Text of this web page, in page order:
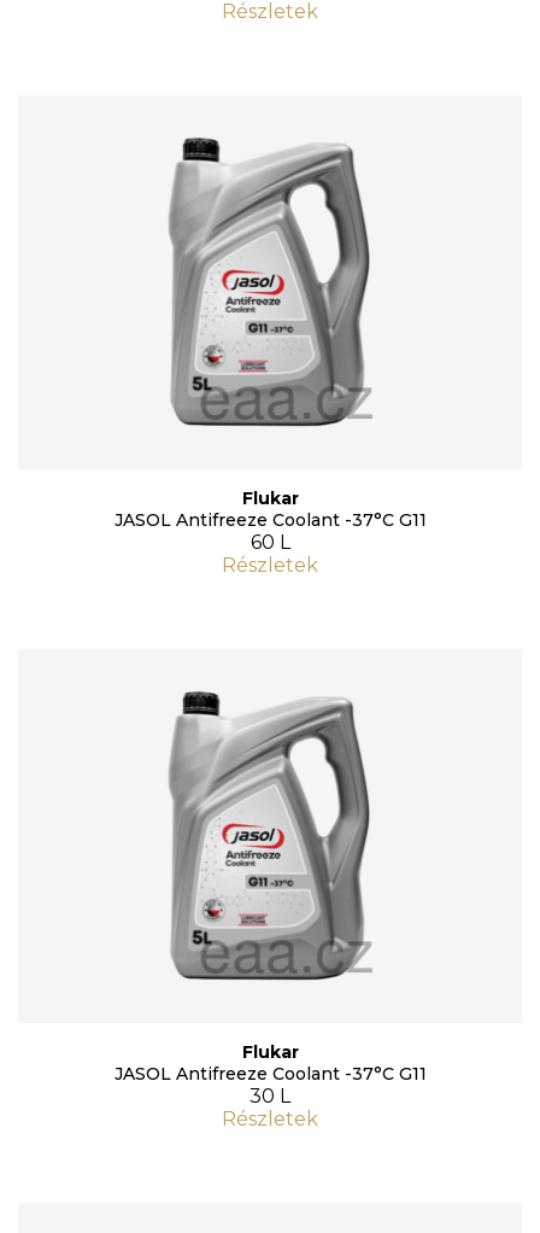
Részletek
Flukar
JASOL Antifreeze Coolant -37°C G11
60 L
Részletek
Flukar
JASOL Antifreeze Coolant -37°C G11
30 L
Részletek